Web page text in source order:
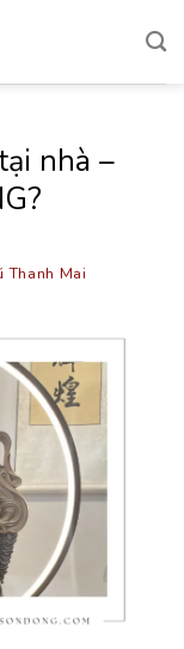
nhà –
Thanh Mai